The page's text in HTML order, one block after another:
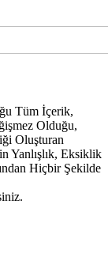
Tüm İçerik,
Olduğu,
Oluşturan
Yanlışlık, Eksiklik
Hiçbir Şekilde